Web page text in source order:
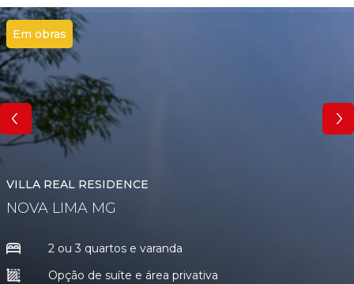
Em obras
VILLA REAL RESIDENCE
NOVA LIMA MG
2 ou 3 quartos e varanda
Opção de suíte e área privativa